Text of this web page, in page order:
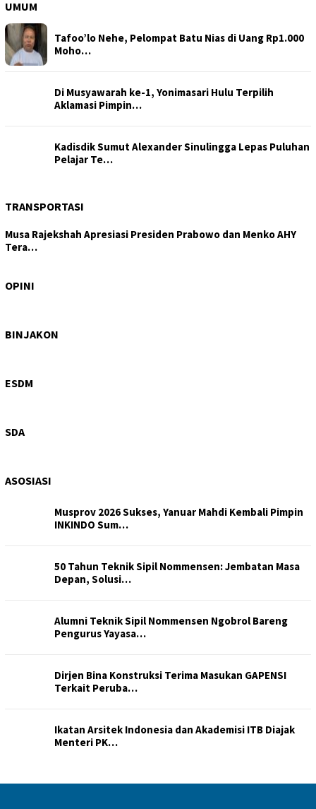
UMUM
Tafoo’lo Nehe, Pelompat Batu Nias di Uang Rp1.000
Moho…
Di Musyawarah ke-1, Yonimasari Hulu Terpilih
Aklamasi Pimpin…
Kadisdik Sumut Alexander Sinulingga Lepas Puluhan
Pelajar Te…
TRANSPORTASI
Musa Rajekshah Apresiasi Presiden Prabowo dan Menko AHY
Tera…
OPINIDPRD Samo…
BINJAKON
Perdagangan, Invest…
ESDMSipiong…
SDASaluran Iri…
ASOSIASI
Musprov 2026 Sukses, Yanuar Mahdi Kembali Pimpin
INKINDO Sum…
50 Tahun Teknik Sipil Nommensen: Jembatan Masa
Depan, Solusi…
Alumni Teknik Sipil Nommensen Ngobrol Bareng
Pengurus Yayasa…
Dirjen Bina Konstruksi Terima Masukan GAPENSI
Terkait Peruba…
Ikatan Arsitek Indonesia dan Akademisi ITB Diajak
Menteri PK…